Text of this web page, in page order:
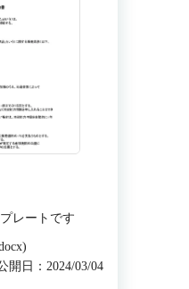
レートです
開日：2024/03/04